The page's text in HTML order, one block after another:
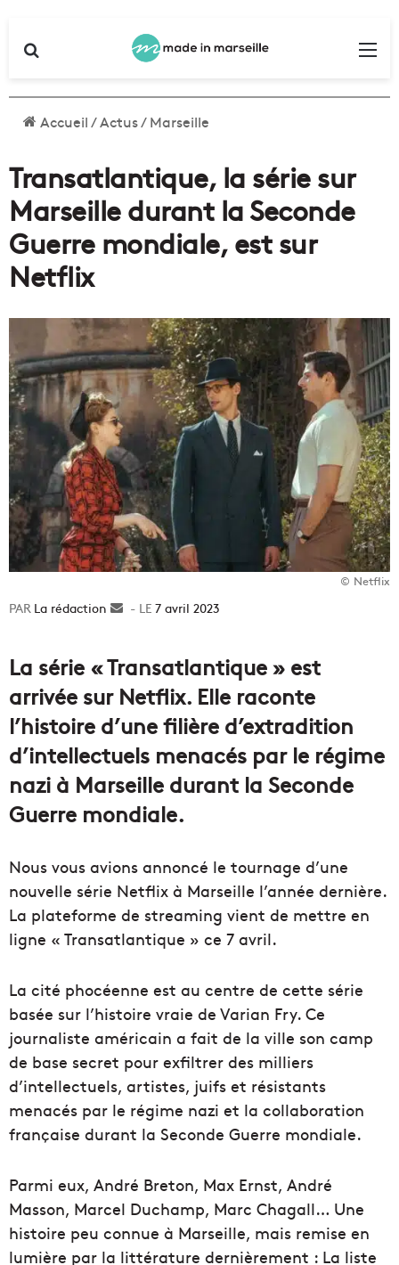
Accueil/Actus/Marseille
Transatlantique, la série sur
Marseille durant la Seconde
Guerre mondiale, est sur
Netflix
© Netflix
La rédaction
Envoyer7 avril 2023
La série « Transatlantique » est
arrivée sur Netflix. Elle raconte
l’histoire d’une filière d’extradition
d’intellectuels menacés par le régime
nazi à Marseille durant la Seconde
Guerre mondiale.
Nous vous avions annoncé le tournage d’une
nouvelle série Netflix à Marseille l’année dernière.
La plateforme de streaming vient de mettre en
ligne « Transatlantique » ce 7 avril.
La cité phocéenne est au centre de cette série
basée sur l’histoire vraie de Varian Fry. Ce
journaliste américain a fait de la ville son camp
de base secret pour exfiltrer des milliers
d’intellectuels, artistes, juifs et résistants
menacés par le régime nazi et la collaboration
française durant la Seconde Guerre mondiale.
Parmi eux, André Breton, Max Ernst, André
Masson, Marcel Duchamp, Marc Chagall… Une
histoire peu connue à Marseille, mais remise en
lumière par la littérature dernièrement : La liste